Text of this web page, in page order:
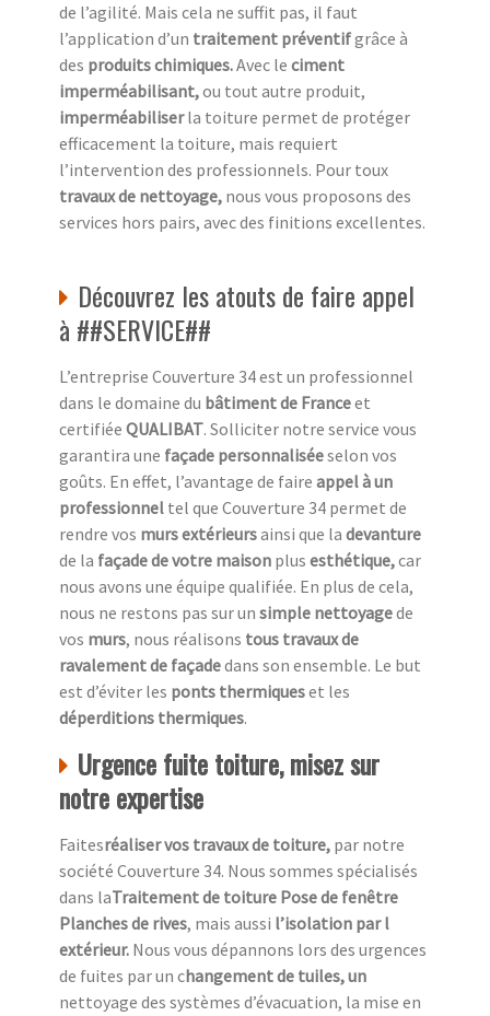
de l’agilité. Mais cela ne suffit pas, il faut
l’application d’un traitement préventifgrâce à
des produits chimiques.Avec le ciment
imperméabilisant,ou tout autre produit,
imperméabiliserla toiture permet de protéger
efficacement la toiture, mais requiert
l’intervention des professionnels. Pour toux
travaux de nettoyage, nous vous proposons des
services hors pairs, avec des finitions excellentes.
Découvrez les atouts de faire appel
à ##SERVICE##
L’entreprise Couverture 34 est un professionnel
dans le domaine du bâtiment de Franceet
certifiée QUALIBAT. Solliciter notre service vous
garantira une façade personnaliséeselon vos
goûts. En effet, l’avantage de faire appel à un
professionnel tel que Couverture 34 permet de
rendre vos murs extérieursainsi que la devanture
de la façade de votre maison plus esthétique,car
nous avons une équipe qualifiée. En plus de cela,
nous ne restons pas sur un simple nettoyagede
vos murs, nous réalisons tous travaux de
ravalement de façadedans son ensemble. Le but
est d’éviter les ponts thermiqueset les
déperditions thermiques.
Urgence fuite toiture, misez sur
notre expertise
Faitesréaliser vos travaux de toiture, par notre
société Couverture 34. Nous sommes spécialisés
dans laTraitement de toiture Pose de fenêtre
Planches de rives, mais aussi l’isolation par l
extérieur. Nous vous dépannons lors des urgences
de fuites par un changement de tuiles, un
nettoyage des systèmes d’évacuation, la mise en